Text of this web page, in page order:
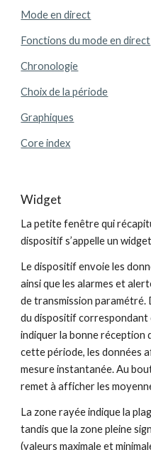
Mode en direct
Fonctions du mode en direct
Chronologie
Choix de la période
Graphiques
Core index
Widget
La petite fenêtre qui
dispositif s’appelle un
Le dispositif envoie les
ainsi que les alarmes et
de transmission paramétré.
du dispositif
indiquer la bonne réception
cette période, les données
mesure instantanée. Au
remet à afficher les
La zone rayée indique la
tandis que la zone pleine
(valeurs maximale et